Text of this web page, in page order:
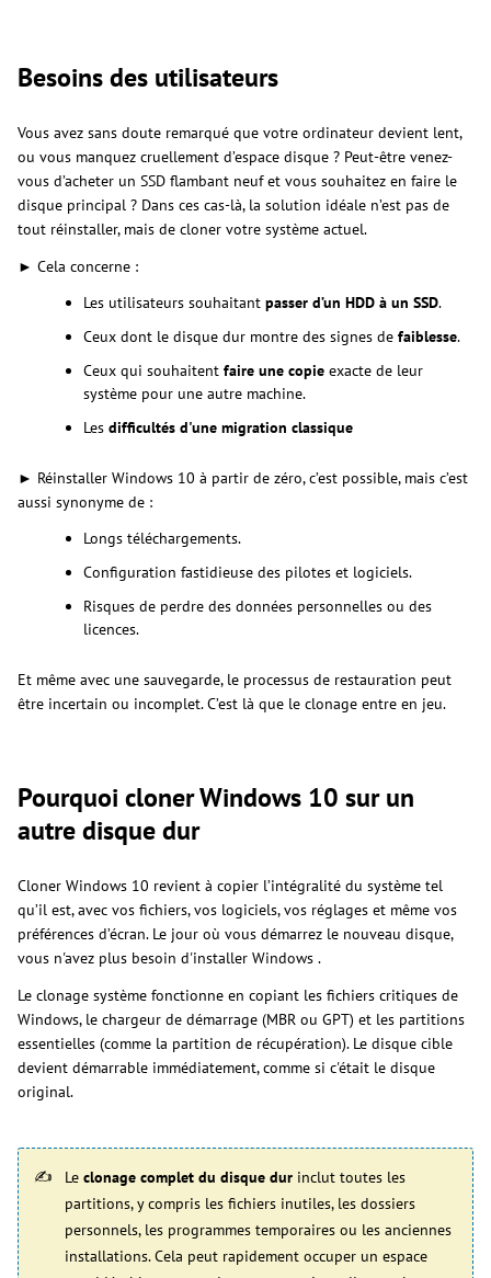
Besoins des utilisateurs
Vous avez sans doute remarqué que votre ordinateur devient lent,
ou vous manquez cruellement d’espace disque ? Peut-être venez-
vous d’acheter un SSD flambant neuf et vous souhaitez en faire le
disque principal ? Dans ces cas-là, la solution idéale n’est pas de
tout réinstaller, mais de cloner votre système actuel.
► Cela concerne :
Les utilisateurs souhaitant passer d’un HDD à un SSD.
Ceux dont le disque dur montre des signes de faiblesse.
Ceux qui souhaitent faire une copie exacte de leur
système pour une autre machine.
Les difficultés d'une migration classique
► Réinstaller Windows 10 à partir de zéro, c’est possible, mais c’est
aussi synonyme de :
Longs téléchargements.
Configuration fastidieuse des pilotes et logiciels.
Risques de perdre des données personnelles ou des
licences.
Et même avec une sauvegarde, le processus de restauration peut
être incertain ou incomplet. C’est là que le clonage entre en jeu.
Pourquoi cloner Windows 10 sur un
autre disque dur
Cloner Windows 10 revient à copier l’intégralité du système tel
qu’il est, avec vos fichiers, vos logiciels, vos réglages et même vos
préférences d’écran. Le jour où vous démarrez le nouveau disque,
vous n'avez plus besoin d'installer Windows .
Le clonage système fonctionne en copiant les fichiers critiques de
Windows, le chargeur de démarrage (MBR ou GPT) et les partitions
essentielles (comme la partition de récupération). Le disque cible
devient démarrable immédiatement, comme si c'était le disque
original.
Le clonage complet du disque dur inclut toutes les
partitions, y compris les fichiers inutiles, les dossiers
personnels, les programmes temporaires ou les anciennes
installations. Cela peut rapidement occuper un espace